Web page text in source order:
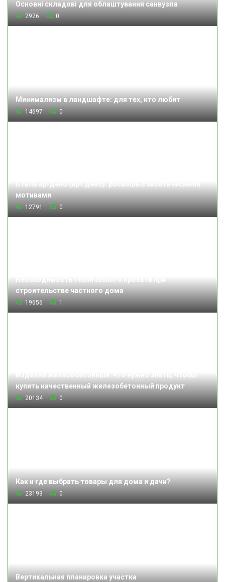
Основні складові для облаштування санвузла
2926 0
Минимализм в ландшафте: для тех, кто любит
14697 0
Стиль ар-деко (арт деко): роскошь с экзотическими
мотивами
12791 0
Необходимость технического проекта при
строительстве частного дома
19656 1
Изделия железобетонные: что нужно знать, чтобы
купить качественный железобетонный продукт
20134 0
Как и где выбрать товары для дома и дачи?
23193 0
Вертикальная планировка участка